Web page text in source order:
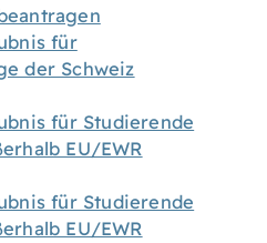
für
der Schweiz
für Studierende
EU/EWR
für Studierende
EU/EWR